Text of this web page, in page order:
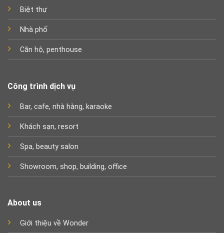
Biệt thự
Nhà phố
Căn hộ, penthouse
Công trình dịch vụ
Bar, cafe, nhà hàng, karaoke
Khách sạn, resort
Spa, beauty salon
Showroom, shop, building, office
About us
Giới thiệu về Wonder